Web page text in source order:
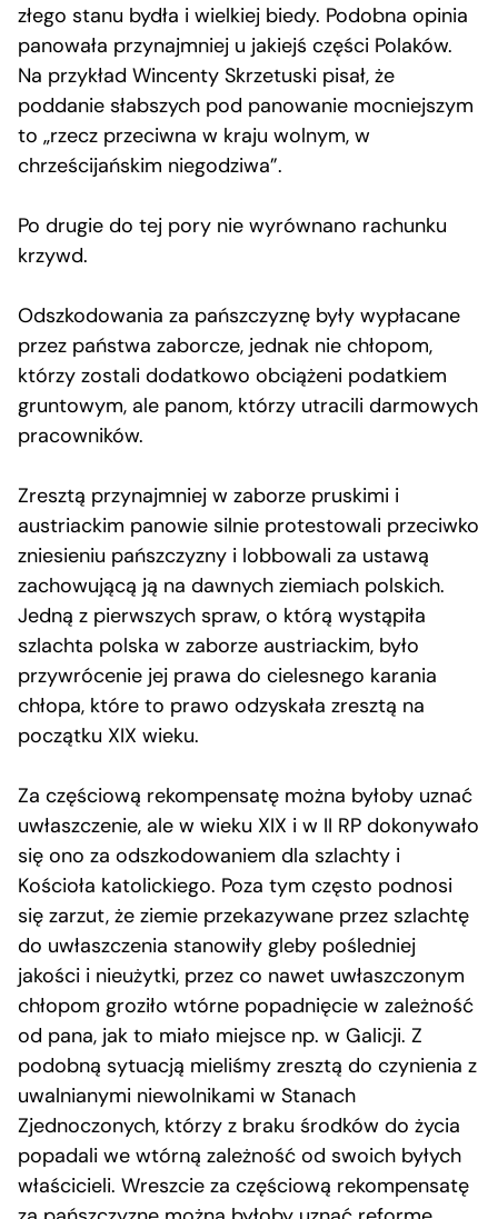
złego stanu bydła i wielkiej biedy. Podobna opinia
panowała przynajmniej u jakiejś części Polaków.
Na przykład Wincenty Skrzetuski pisał, że
poddanie słabszych pod panowanie mocniejszym
to „rzecz przeciwna w kraju wolnym, w
chrześcijańskim niegodziwa”.
Po drugie do tej pory nie wyrównano rachunku
krzywd.
Odszkodowania za pańszczyznę były wypłacane
przez państwa zaborcze, jednak nie chłopom,
którzy zostali dodatkowo obciążeni podatkiem
gruntowym, ale panom, którzy utracili darmowych
pracowników.
Zresztą przynajmniej w zaborze pruskimi i
austriackim panowie silnie protestowali przeciwko
zniesieniu pańszczyzny i lobbowali za ustawą
zachowującą ją na dawnych ziemiach polskich.
Jedną z pierwszych spraw, o którą wystąpiła
szlachta polska w zaborze austriackim, było
przywrócenie jej prawa do cielesnego karania
chłopa, które to prawo odzyskała zresztą na
początku XIX wieku.
Za częściową rekompensatę można byłoby uznać
uwłaszczenie, ale w wieku XIX i w II RP dokonywało
się ono za odszkodowaniem dla szlachty i
Kościoła katolickiego. Poza tym często podnosi
się zarzut, że ziemie przekazywane przez szlachtę
do uwłaszczenia stanowiły gleby pośledniej
jakości i nieużytki, przez co nawet uwłaszczonym
chłopom groziło wtórne popadnięcie w zależność
od pana, jak to miało miejsce np. w Galicji. Z
podobną sytuacją mieliśmy zresztą do czynienia z
uwalnianymi niewolnikami w Stanach
Zjednoczonych, którzy z braku środków do życia
popadali we wtórną zależność od swoich byłych
właścicieli. Wreszcie za częściową rekompensatę